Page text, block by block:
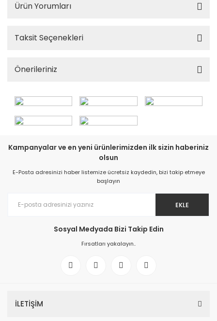
Ürün Yorumları
Taksit Seçenekleri
Önerileriniz
Kampanyalar ve en yeni ürünlerimizden ilk sizin haberiniz
olsun
E-Posta adresinizi haber listemize ücretsiz kaydedin, bizi takip etmeye
başlayın
EKLE
Sosyal Medyada Bizi Takip Edin
Fırsatları yakalayın..
İLETİŞİM